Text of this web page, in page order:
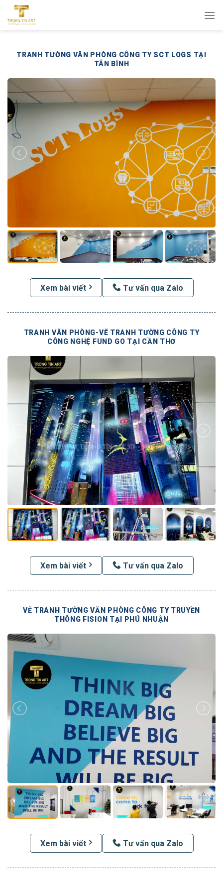
qua
TRANH TƯỜNG VĂN PHÒNG CÔNG TY SCT LOGS TẠI
TÂN BÌNH
Xem bài viết Tư vấn qua Zalo
TRANH VĂN PHÒNG-VẼ TRANH TƯỜNG CÔNG TY
CÔNG NGHỆ FUND GO TẠI CẦN THƠ
Xem bài viết Tư vấn qua Zalo
VẼ TRANH TƯỜNG VĂN PHÒNG CÔNG TY TRUYỀN
THÔNG FISION TẠI PHÚ NHUẬN
Xem bài viết Tư vấn qua Zalo